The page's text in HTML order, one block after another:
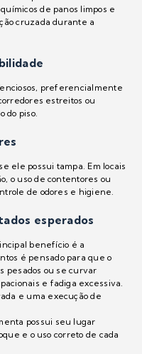
de panos limpos e
cruzada durante a
preferencialmente
estreitos ou
do piso.
ele possui tampa. Em locais
o uso de contentores ou
de odores e higiene.
esperados
benefício é a
é pensado para que o
pesados ou se curvar
e fadiga excessiva.
e uma execução de
possui seu lugar
e o uso correto de cada